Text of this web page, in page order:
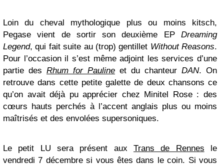
Loin du cheval mythologique plus ou moins kitsch,
Pegase vient de sortir son deuxième EP Dreaming
Legend, qui fait suite au (trop) gentillet Without Reasons.
Pour l’occasion il s’est même adjoint les services d’une
partie des Rhum for Pauline et du chanteur DAN. On
retrouve dans cette petite galette de deux chansons ce
qu’on avait déjà pu apprécier chez Minitel Rose : des
cœurs hauts perchés à l’accent anglais plus ou moins
maîtrisés et des envolées supersoniques.
Le petit LU sera présent aux Trans de Rennes le
vendredi 7 décembre si vous êtes dans le coin. Si vous